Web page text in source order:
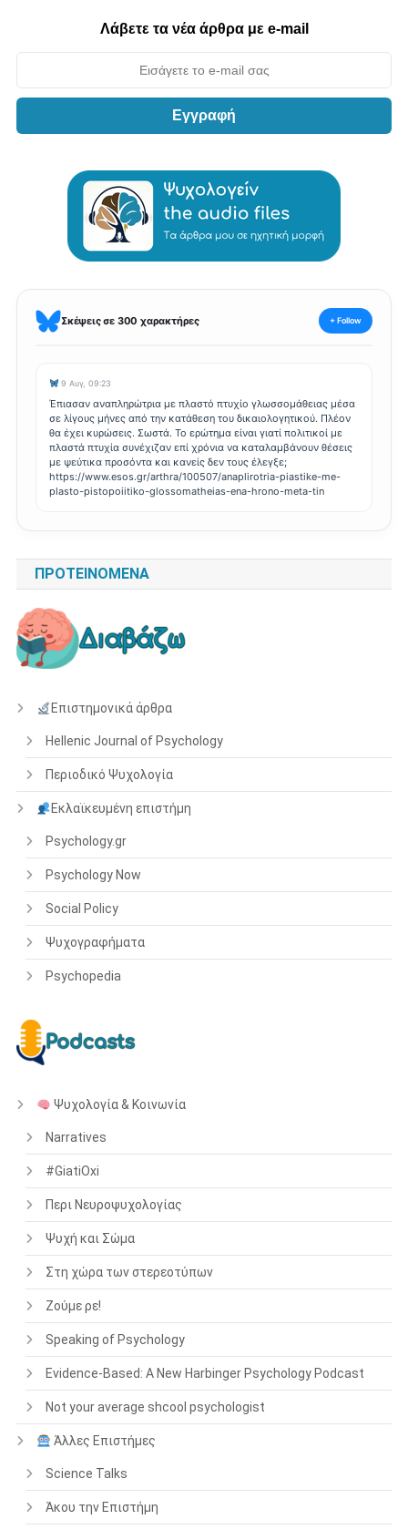
Λάβετε τα νέα άρθρα με e-mail
Εγγραφή
Σκέψεις σε 300 χαρακτήρες + Follow
9 Αυγ, 09:23
Έπιασαν αναπληρώτρια με πλαστό πτυχίο γλωσσομάθειας μέσα
σε λίγους μήνες από την κατάθεση του δικαιολογητικού. Πλέον
θα έχει κυρώσεις. Σωστά. Το ερώτημα είναι γιατί πολιτικοί με
πλαστά πτυχία συνέχιζαν επί χρόνια να καταλαμβάνουν θέσεις
με ψεύτικα προσόντα και κανείς δεν τους έλεγξε;
https://www.esos.gr/arthra/100507/anaplirotria-piastike-me-
plasto-pistopoiitiko-glossomatheias-ena-hrono-meta-tin
ΠΡΟΤΕΙΝΌΜΕΝΑ
Επιστημονικά άρθρα
Hellenic Journal of Psychology
Περιοδικό Ψυχολογία
Εκλαϊκευμένη επιστήμη
Psychology.gr
Psychology Now
Social Policy
Ψυχογραφήματα
Psychopedia
Ψυχολογία & Κοινωνία
Narratives
#GiatiOxi
Περι Νευροψυχολογίας
Ψυχή και Σώμα
Στη χώρα των στερεοτύπων
Ζούμε ρε!
Speaking of Psychology
Evidence-Based: A New Harbinger Psychology Podcast
Not your average shcool psychologist
Άλλες Επιστήμες
Science Talks
Άκου την Επιστήμη